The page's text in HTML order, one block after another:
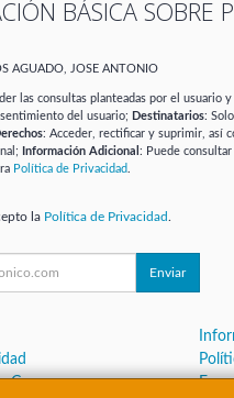
BÁSICA SOBRE
AGUADO, JOSE ANTONIO
las consultas planteadas por el usuario
del usuario; Destinatarios:
: Acceder, rectificar y suprimir, así
Información Adicional : Puede
Política de Privacidad
la Política de Privacidad
Enviar
Compra